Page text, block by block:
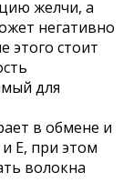
желчи, а
негативно
этого стоит
для
в обмене и
Е, при этом
волокна